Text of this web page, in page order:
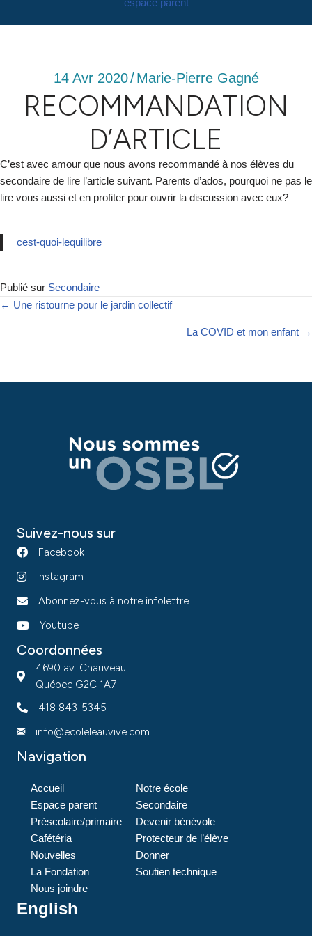
14 Avr 2020/ Marie-Pierre Gagné
RECOMMANDATION
D’ARTICLE
C’est avec amour que nous avons recommandé à nos élèves du
secondaire de lire l’article suivant. Parents d’ados, pourquoi ne pas le
lire vous aussi et en profiter pour ouvrir la discussion avec eux?
cest-quoi-lequilibre
Publié sur Secondaire
← Une ristourne pour le jardin collectif
La COVID et mon enfant →
Suivez-nous sur
Facebook
Instagram
Abonnez-vous à notre infolettre
Youtube
Coordonnées
4690 av. Chauveau
Québec G2C 1A7
418 843-5345
info@ecoleleauvive.com
Navigation
Accueil
Espace parent
Préscolaire/primaire
Cafétéria
Nouvelles
La Fondation
Nous joindre
Notre école
Secondaire
Devenir bénévole
Protecteur de l’élève
Donner
Soutien technique
English